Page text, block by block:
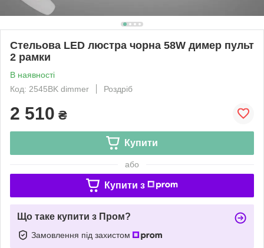
Стельова LED люстра чорна 58W димер пульт
2 рамки
В наявності
Код: 2545BK dimmer
Роздріб
2 510 ₴
Купити
або
Купити з
Що таке купити з Пром?
Замовлення під захистом